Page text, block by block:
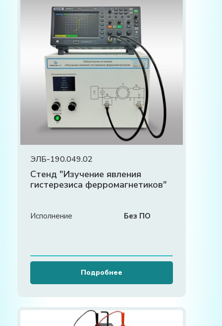
ЭЛБ-190.049.02
Стенд "Изучение явления
гистерезиса ферромагнетиков"
Исполнение Без ПО
Подробнее